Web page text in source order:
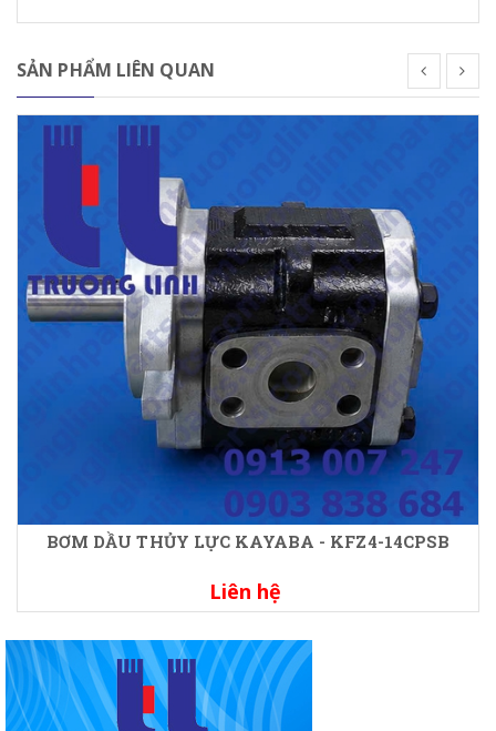
SẢN PHẨM LIÊN QUAN
BƠM DẦU THỦY LỰC KAYABA - KFZ4-14CPSB
Liên hệ